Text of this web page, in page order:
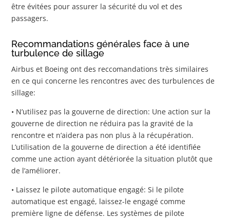
être évitées pour assurer la sécurité du vol et des
passagers.
Recommandations générales face à une
turbulence de sillage
Airbus et Boeing ont des reccomandations très similaires
en ce qui concerne les rencontres avec des turbulences de
sillage:
• N’utilisez pas la gouverne de direction: Une action sur la
gouverne de direction ne réduira pas la gravité de la
rencontre et n’aidera pas non plus à la récupération.
L’utilisation de la gouverne de direction a été identifiée
comme une action ayant détériorée la situation plutôt que
de l’améliorer.
• Laissez le pilote automatique engagé: Si le pilote
automatique est engagé, laissez-le engagé comme
première ligne de défense. Les systèmes de pilote